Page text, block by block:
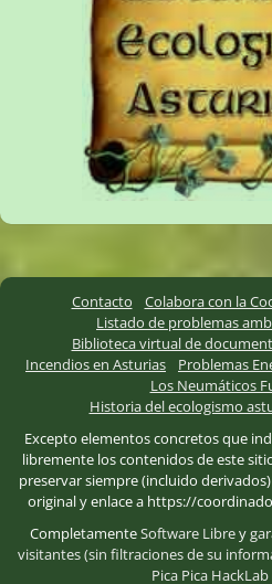
Contacto Colabora con la
Listado de problemas
Biblioteca virtual de
Incendios en Asturias
Problemas
Los Neumáticos
Historia del ecologismo
Excepto elementos concretos que
libremente los contenidos de este
preservar siempre (incluido
original y enlace a https://
CompletamenteSoftware Librey
visitantes (sin filtraciones de su
Pica Pica